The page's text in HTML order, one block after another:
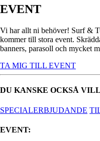
EVENT
Vi har allt ni behöver! Surf &
kommer till stora event.
banners, parasoll och mycket
TA MIG TILL EVENT
DU KANSKE OCKSÅ
SPECIALERBJUDANDE
EVENT: